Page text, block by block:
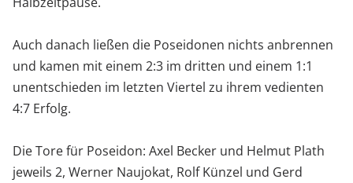
Auch danach ließen die Poseidonen nichts anbrennen
und kamen mit einem 2:3 im dritten und einem 1:1
unentschieden im letzten Viertel zu ihrem vedienten
4:7 Erfolg.
Die Tore für Poseidon: Axel Becker und Helmut Plath
jeweils 2, Werner Naujokat, Rolf Künzel und Gerd